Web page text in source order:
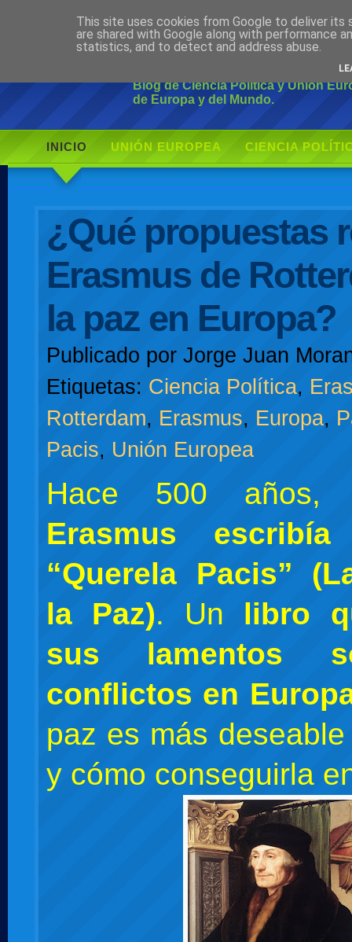
Ciudadano
Blog de Ciencia Política y Unión
de Europa y del Mundo.
INICIO UNIÓN EUROPEA CIENCIA
¿Qué propuestas
Erasmus de
la paz en Europa?
Publicado por Jorge Juan
Etiquetas: Ciencia Política,
Rotterdam, Erasmus, Europa,
Pacis, Unión Europea
Hace 500
Erasmus
“Querela Pacis”
la Paz). Un libro
sus lamentos
conflictos en
paz es más
y cómo conseguirla
This site uses cookies from Google to deliver its
are shared with Google along with performance
statistics, and to detect and address abuse.